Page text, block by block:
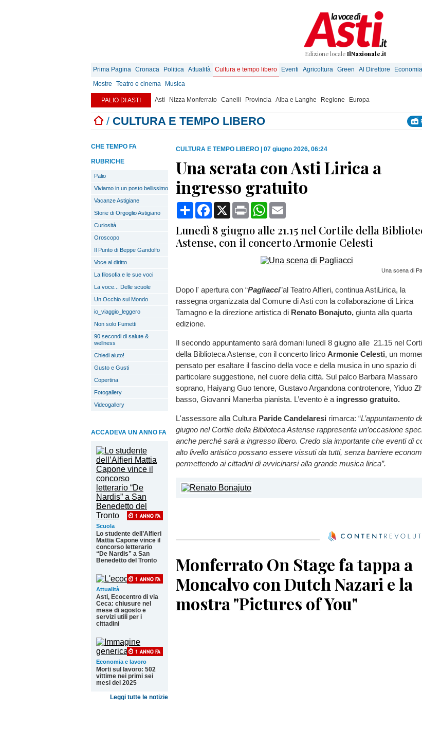
Edizione locale IlNazionale.it
Prima Pagina Cronaca Politica Attualità Cultura e tempo libero Eventi Agricoltura Green Al Direttore
Mostre
Teatro e cinema Musica
PALIO DI ASTI Asti Nizza Monferrato Canelli Provincia Alba e Langhe Regione Europa
/ CULTURA E TEMPO LIBERO
CHE TEMPO FA
RUBRICHE
Palio
Viviamo in un posto bellissimo
Vacanze Astigiane
Storie di Orgoglio Astigiano
Curiosità
Oroscopo
Il Punto di Beppe Gandolfo
Voce al diritto
La filosofia e le sue voci
La voce... Delle scuole
Un Occhio sul Mondo
io_viaggio_leggero
Non solo Fumetti
90 secondi di salute &
wellness
Chiedi aiuto!
Gusto e Gusti
Copertina
Fotogallery
Videogallery
ACCADEVA UN ANNO FA
Scuola
Lo studente dell’Alfieri
Mattia Capone vince il
concorso letterario
“De Nardis” a San
Benedetto del Tronto
Attualità
Asti, Ecocentro di via
Ceca: chiusure nel
mese di agosto e
servizi utili per i
cittadini
Economia e lavoro
Morti sul lavoro: 502
vittime nei primi sei
mesi del 2025
Leggi tutte le notizie
CULTURA E TEMPO LIBERO 07 giugno 2026, 06:24
Una serata con Asti Lirica a
ingresso gratuito
CondividiFacebook
X Print WhatsApp
Lunedì 8 giugno alle 21.15 nel Cortile della
Astense, con il concerto Armonie Celesti
Una scena di
Dopo l' apertura con “Pagliacci”al Teatro Alfieri, continua AstiLirica, la
rassegna organizzata dal Comune di Asti con la collaborazione di Lirica
Tamagno e la direzione artistica di Renato Bonajuto, giunta alla quarta
edizione.
Il secondo appuntamento sarà domani lunedì 8 giugno alle 21.15 nel
della Biblioteca Astense, con il concerto lirico Armonie Celesti, un
pensato per esaltare il fascino della voce e della musica in uno spazio di
particolare suggestione, nel cuore della città. Sul palco Barbara Massaro
soprano, Haiyang Guo tenore, Gustavo Argandona controtenore, Yiduo
basso, Giovanni Manerba pianista. L’evento è a ingresso gratuito.
L'assessore alla Cultura Paride Candelaresi rimarca: “L’appuntamento
giugno nel Cortile della Biblioteca Astense rappresenta un’occasione
anche perché sarà a ingresso libero. Credo sia importante che eventi di
alto livello artistico possano essere vissuti da tutti, senza barriere
permettendo ai cittadini di avvicinarsi alla grande musica lirica”.
Monferrato On Stage fa tappa a
Moncalvo con Dutch Nazari e la
mostra "Pictures of You"